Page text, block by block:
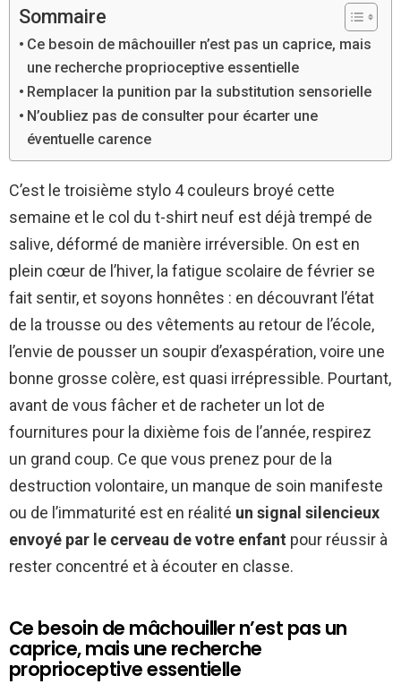
Sommaire
Ce besoin de mâchouiller n’est pas un caprice, mais
une recherche proprioceptive essentielle
Remplacer la punition par la substitution sensorielle
N’oubliez pas de consulter pour écarter une
éventuelle carence
C’est le troisième stylo 4 couleurs broyé cette
semaine et le col du t-shirt neuf est déjà trempé de
salive, déformé de manière irréversible. On est en
plein cœur de l’hiver, la fatigue scolaire de février se
fait sentir, et soyons honnêtes : en découvrant l’état
de la trousse ou des vêtements au retour de l’école,
l’envie de pousser un soupir d’exaspération, voire une
bonne grosse colère, est quasi irrépressible. Pourtant,
avant de vous fâcher et de racheter un lot de
fournitures pour la dixième fois de l’année, respirez
un grand coup. Ce que vous prenez pour de la
destruction volontaire, un manque de soin manifeste
ou de l’immaturité est en réalité un signal silencieux
envoyé par le cerveau de votre enfant pour réussir à
rester concentré et à écouter en classe.
Ce besoin de mâchouiller n’est pas un
caprice, mais une recherche
proprioceptive essentielle